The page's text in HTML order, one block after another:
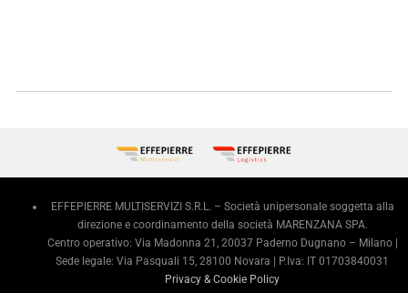
EFFEPIERRE MULTISERVIZI S.R.L. – Società unipersonale soggetta alla
direzione e coordinamento della società MARENZANA SPA.
Centro operativo: Via Madonna 21, 20037 Paderno Dugnano – Milano |
Sede legale: Via Pasquali 15, 28100 Novara | P.Iva: IT 01703840031
Privacy & Cookie Policy